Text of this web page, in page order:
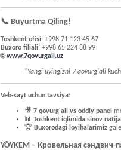
📞 Buyurtma Qiling!
Toshkent ofisi: +998 71 123 45 67
Buxoro filiali: +998 65 224 88 99
🌐www.7qovurgali.uz
"Yangi uyingizni 7 qovurg'ali
Veb-sayt uchun tavsiya:
🎥 7 qovurg'ali vs oddiy panel
📊 Toshkent iqlimida sinov
🏆 Buxorodagi loyihalarimiz
YÖYKEM – Кровельная